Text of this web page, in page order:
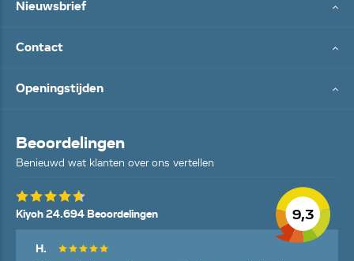
Nieuwsbrief
Contact
Openingstijden
Beoordelingen
Benieuwd wat klanten over ons vertellen
9,3
Kiyoh 24.694 Beoordelingen
H.